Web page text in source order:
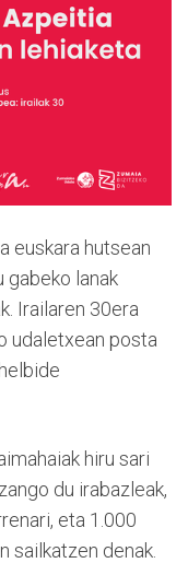
euskara hutsean
gabeko lanak
Irailaren 30era
udaletxean posta
helbide
hiru sari
du irabazleak,
eta 1.000
sailkatzen denak.